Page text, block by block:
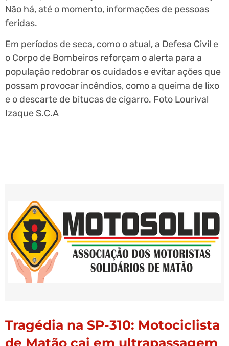
Não há, até o momento, informações de pessoas
feridas.
Em períodos de seca, como o atual, a Defesa Civil e
o Corpo de Bombeiros reforçam o alerta para a
população redobrar os cuidados e evitar ações que
possam provocar incêndios, como a queima de lixo
e o descarte de bitucas de cigarro. Foto Lourival
Izaque S.C.A
Tragédia na SP-310: Motociclista
de Matão cai em ultrapassagem